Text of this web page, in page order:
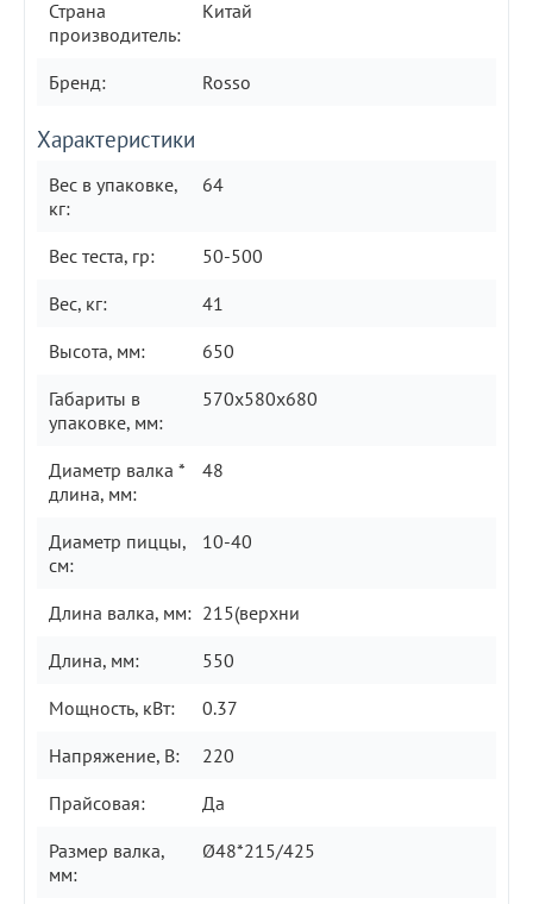
Страна
производитель:
Китай
Бренд: Rosso
Характеристики
Вес в упаковке,
кг:
64
Вес теста, гр:
50-500
Вес, кг:
41
Высота, мм:
650
Габариты в
упаковке, мм:
570x580x680
Диаметр валка *
длина, мм:
48
Диаметр пиццы,
см:
10-40
Длина валка, мм: 215(верхни
Длина, мм:
550
Мощность, кВт:
0.37
Напряжение, В:
220
Прайсовая:
Дa
Размер валка,
мм:
Ø48*215/425